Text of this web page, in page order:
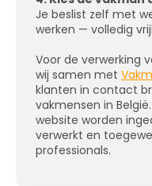
Je beslist zelf met
werken — volledig
Voor de verwerking
wij samen met
klanten in contact
vakmensen in
website worden
verwerkt en
professionals.